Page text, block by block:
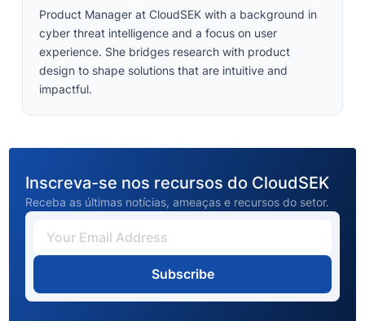
Product Manager at CloudSEK with a background in
cyber threat intelligence and a focus on user
experience. She bridges research with product
design to shape solutions that are intuitive and
impactful.
Inscreva-se nos recursos do CloudSEK
Receba as últimas notícias, ameaças e recursos do setor.
Subscribe